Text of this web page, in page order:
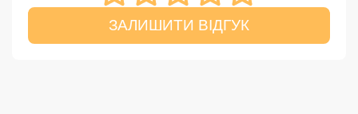
ЗАЛИШИТИ ВІДГУК